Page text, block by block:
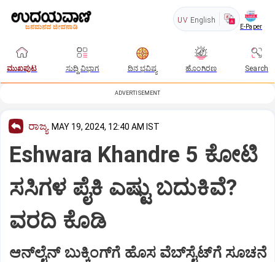
UV English
E-Paper
ಮುಖಪುಟ ಸುದ್ದಿ ವಿಭಾಗ ದಿನ ಭವಿಷ್ಯ ಹೊಂಗಿರಣ Search
ADVERTISEMENT
ರಾಜ್ಯ MAY 19, 2024, 12:40 AM IST
Eshwara Khandre 5 ಕೋಟಿ
ಸಸಿಗಳ ಪೈಕಿ ಎಷ್ಟು ಬದುಕಿವೆ?
ವರದಿ ಕೊಡಿ
ಆನ್‌ಲೈನ್‌ ಬುಕ್ಕಿಂಗ್‌ಗೆ ಹೊಸ ವೆಬ್‌ಸೈಟ್‌ಗೆ ಸೂಚನೆ